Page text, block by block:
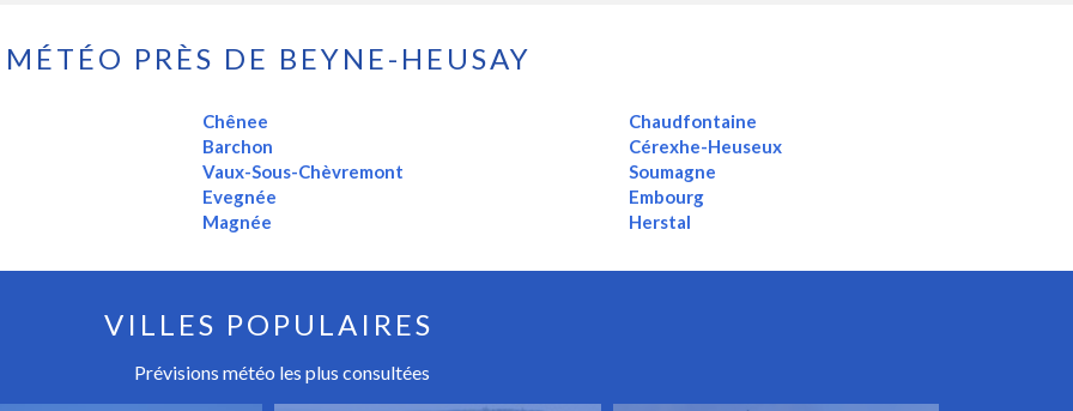
MÉTÉO PRÈS DE BEYNE-HEUSAY
Chênee
Barchon
Vaux-Sous-Chèvremont
Evegnée
Magnée
Chaudfontaine
Cérexhe-Heuseux
Soumagne
Embourg
Herstal
VILLES POPULAIRES
Prévisions météo les plus consultées